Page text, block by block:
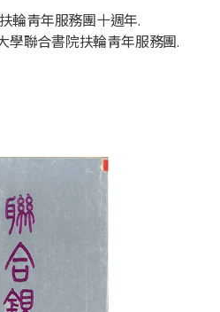
輪靑年服務團十週年.
學聯合書院扶輪靑年服務團.